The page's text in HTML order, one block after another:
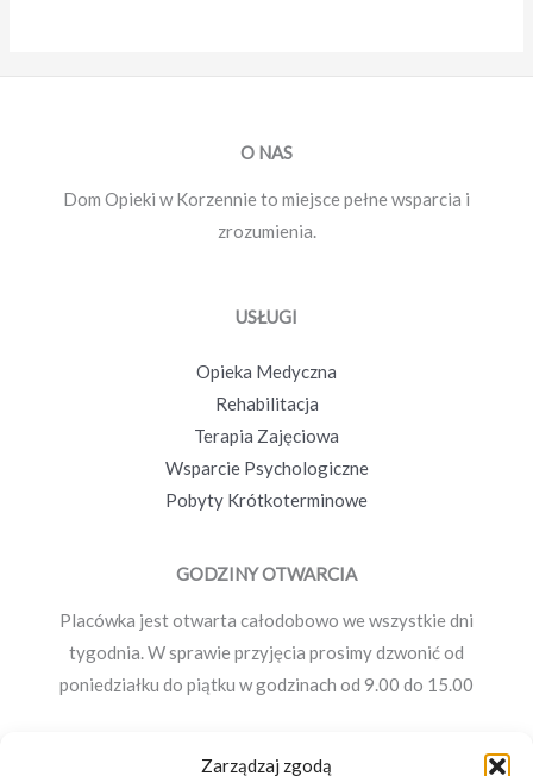
Zarządzaj zgodą
O NAS
Dom Opieki w Korzennie to miejsce pełne wsparcia i
zrozumienia.
USŁUGI
Opieka Medyczna
Rehabilitacja
Terapia Zajęciowa
Wsparcie Psychologiczne
Pobyty Krótkoterminowe
GODZINY OTWARCIA
Placówka jest otwarta całodobowo we wszystkie dni
tygodnia. W sprawie przyjęcia prosimy dzwonić od
poniedziałku do piątku w godzinach od 9.00 do 15.00